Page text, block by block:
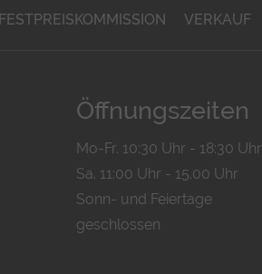
FESTPREISKOMMISSION VERKAUF
Öffnungszeiten
Mo-Fr. 10:30 Uhr - 18:30 Uhr
Sa. 11:00 Uhr - 15.00 Uhr
Sonn- und Feiertage
geschlossen